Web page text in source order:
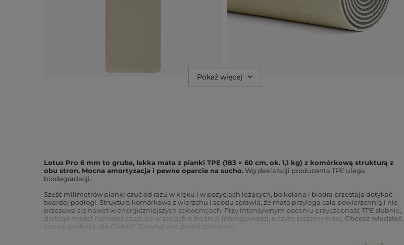
Pokaż więcej
Lotus Pro 6 mm to gruba, lekka mata z pianki TPE (183 × 60 cm, ok. 1,1 kg) z komórkową strukturą z
obu stron. Mocna amortyzacja i pewne oparcie na sucho.Wg deklaracji producenta TPE ulega
biodegradacji.
Sześć milimetrów pianki czuć od razu w klęku i w pozycjach leżących, bo kolana i biodra przestają dotykać
twardej podłogi. Struktura komórkowa z wierzchu i spodu sprawia, że mata przylega całą powierzchnią i nie
przesuwa się nawet w energiczniejszych sekwencjach. Przy intensywnym poceniu przyczepność TPE słabnie,
dlatego model najlepiej czuje się w sesjach o średniej intensywności, o czym piszemy niżej. Chcesz wiedzieć,